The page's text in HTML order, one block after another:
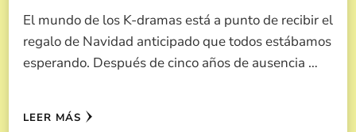
El mundo de los K-dramas está a punto de recibir el
regalo de Navidad anticipado que todos estábamos
esperando. Después de cinco años de ausencia …
LEER MÁS